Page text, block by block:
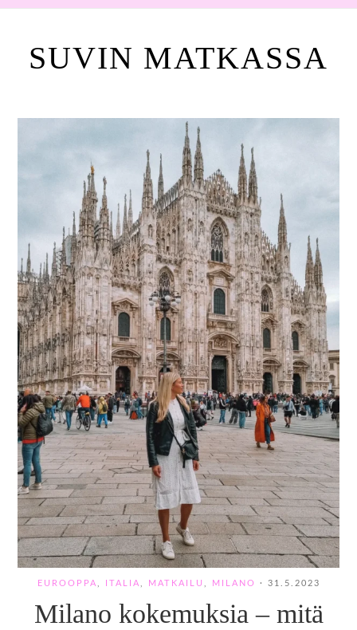
SUVIN MATKASSA
EUROOPPA, ITALIA, MATKAILU, MILANO · 31.5.2023
Milano kokemuksia – mitä